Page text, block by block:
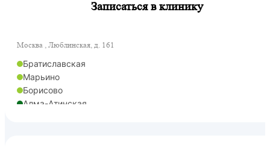
Записаться в клинику
Москва , Люблинская, д. 161
Братиславская
Марьино
Борисово
Алма-Атинская